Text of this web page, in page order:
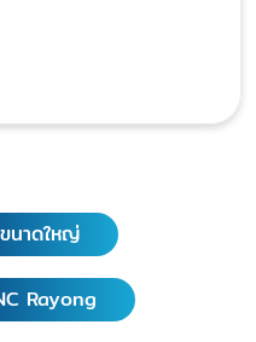
นาดใหญ่
Rayong